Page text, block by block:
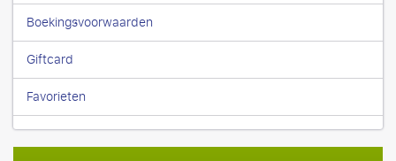
Boekingsvoorwaarden
Giftcard
Favorieten